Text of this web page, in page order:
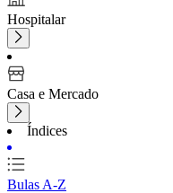
Hospitalar
Casa e Mercado
Índices
Bulas A-Z